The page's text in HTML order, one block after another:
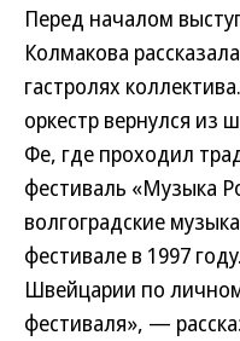
Перед началом
Колмакова
гастролях
оркестр вернулся из
Фе, где проходил
фестиваль «Музыка
волгоградские
фестивале в 1997
Швейцарии по
фестиваля», —